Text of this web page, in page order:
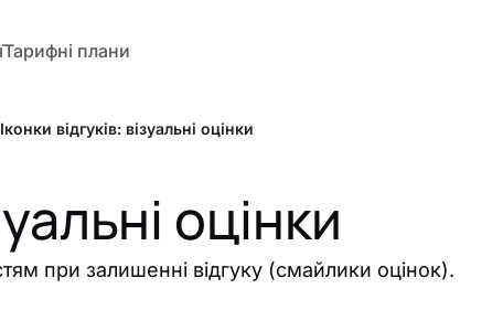
Тарифні плани
Іконки відгуків: візуальні оцінки
оцінки
при залишенні відгуку (смайлики оцінок).